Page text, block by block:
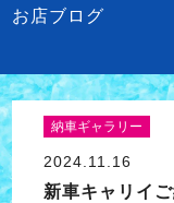
お店ブログ
納車ギャラリー
2024.11.16
新車キャリイ